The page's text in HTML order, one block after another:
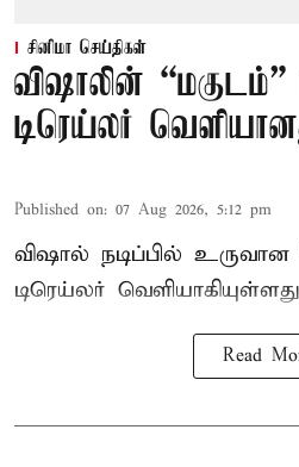
சினிமா செய்திகள்
விஷாலின்
டிரெய்லர்
Published on: 07 Aug 2026, 5:12 pm
விஷால் நடிப்பில் உருவான
டிரெய்லர்
Read